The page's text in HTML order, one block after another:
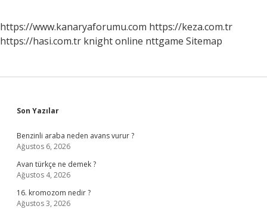
https://www.kanaryaforumu.com https://keza.com.tr
https://hasi.com.tr knight online nttgame Sitemap
Sidebar
Son Yazılar
Benzinli araba neden avans vurur ?
Ağustos 6, 2026
Avan türkçe ne demek ?
Ağustos 4, 2026
16. kromozom nedir ?
Ağustos 3, 2026